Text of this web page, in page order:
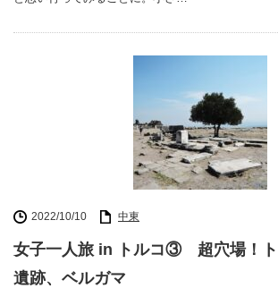
2022/10/10 中東
女子一人旅 in トルコ③ 超穴場！ト
遺跡、ベルガマ